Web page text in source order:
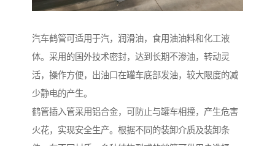
汽车鹤管可适用于汽，润滑油，食用油油料和化工液
体。采用的国外技术密封，达到长期不渗油，转动灵
活，操作方便，出油口在罐车底部发油，较大限度的减
少静电的产生。
鹤管插入管采用铝合金，可防止与罐车相撞，产生危害
火花，实现安全生产。根据不同的装卸介质及装卸条